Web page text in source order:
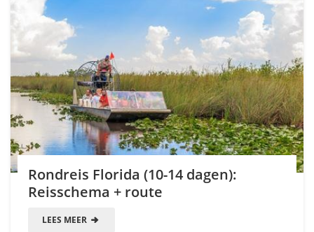
Rondreis Florida (10-14 dagen):
Reisschema + route
LEES MEER